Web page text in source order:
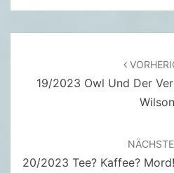
A
S
C
K
E
)
19/2023 Owl Und Der
Wilson
20/2023 Tee? Kaffee?